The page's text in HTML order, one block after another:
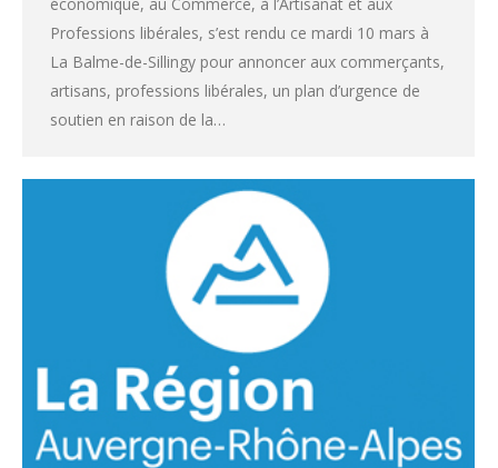
économique, au Commerce, à l’Artisanat et aux
Professions libérales, s’est rendu ce mardi 10 mars à
La Balme-de-Sillingy pour annoncer aux commerçants,
artisans, professions libérales, un plan d’urgence de
soutien en raison de la…